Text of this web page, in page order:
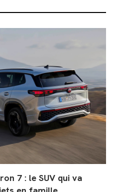
7 : le SUV qui va